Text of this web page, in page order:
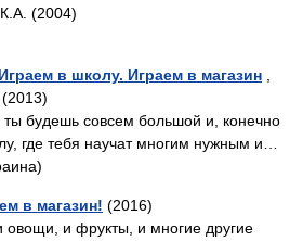
(2004)
в школу. Играем в магазин
ты будешь совсем большой и, конечно
где тебя научат многим нужным и…
в магазин! (2016)
овощи, и фрукты, и многие другие